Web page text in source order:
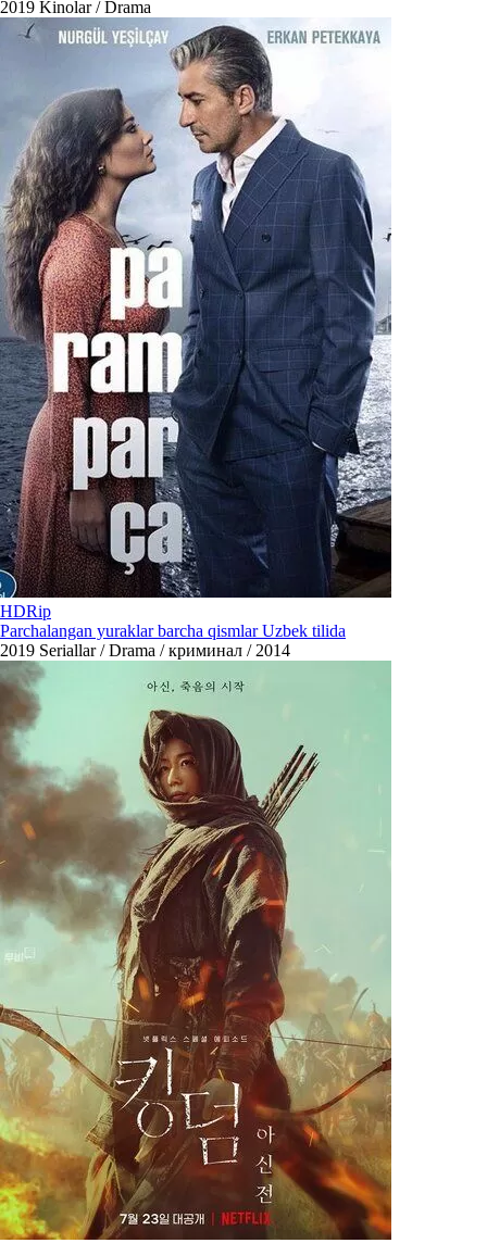
2019 Kinolar / Drama
HDRip
Parchalangan yuraklar barcha qismlar Uzbek tilida
2019 Seriallar / Drama / криминал / 2014